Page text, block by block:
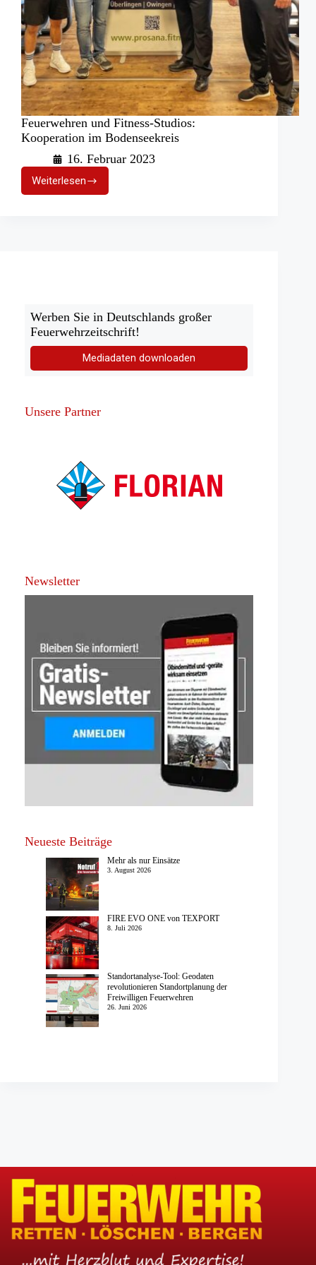
Feuerwehren und Fitness-Studios:
Kooperation im Bodenseekreis
16. Februar 2023
WeiterlesenFeuerwehren
und
Werben Sie in Deutschlands großer
Feuerwehrzeitschrift!
Mediadaten downloaden
Unsere Partner
Newsletter
Neueste Beiträge
Mehr als nur Einsätze
3. August 2026
FIRE EVO ONE von TEXPORT
8. Juli 2026
Standortanalyse-Tool: Geodaten
revolutionieren Standortplanung der
Freiwilligen Feuerwehren
26. Juni 2026